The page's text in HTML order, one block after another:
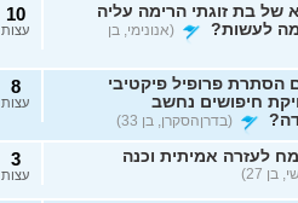
של בת זוגתי הרימה עליה
מה לעשות?
(אנונימי, בן
10
עצות
הסתרת פרופיל פיקטיבי
חיפושים נחשב
(בדרןהסקרן, בן 33)
8
עצות
לעזרה אמיתית וכנה
בן 27)
3
עצות